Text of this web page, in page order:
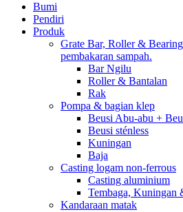
Bumi
Pendiri
Produk
Grate Bar, Roller &
pembakaran sampah.
Bar Ngilu
Roller & Bantalan
Rak
Pompa & bagian klep
Beusi Abu-abu +
Beusi sténless
Kuningan
Baja
Casting logam non-ferrous
Casting aluminium
Tembaga, Kuningan
Kandaraan matak